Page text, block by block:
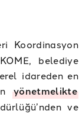
Koordinasyon
belediye
idareden en
yönetmelikte
ve